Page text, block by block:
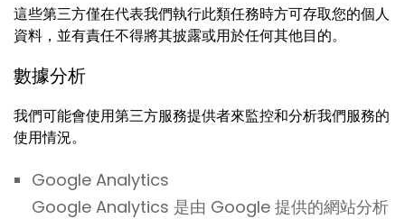
這些第三方僅在代表我們執行此類任務時方可存取您的個人
資料，並有責任不得將其披露或用於任何其他目的。
數據分析
我們可能會使用第三方服務提供者來監控和分析我們服務的
使用情況。
Google Analytics
Google Analytics 是由 Google 提供的網站分析